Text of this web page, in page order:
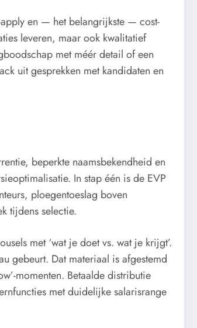
en — het belangrijkste — cost-
leveren, maar ook kwalitatief
met méér detail of een
uit gesprekken met kandidaten en
beperkte naamsbekendheid en
In stap één is de EVP
ploegentoeslag boven
tijdens selectie.
met ‘wat je doet vs. wat je krijgt’.
gebeurt. Dat materiaal is afgestemd
momenten. Betaalde distributie
met duidelijke salarisrange